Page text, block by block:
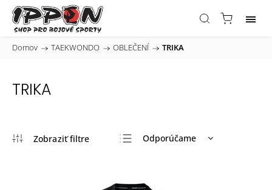
Domov / TAEKWONDO / OBLEČENÍ / TRIKA
TRIKA
Odporúčame